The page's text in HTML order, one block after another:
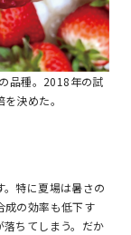
品種。2018年の試
決めた。
特に夏場は暑さの
成の効率も低下す
ちてしまう。だか